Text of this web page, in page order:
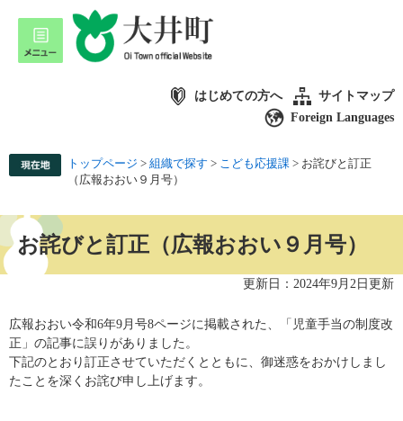
はじめての方へ
サイトマップ
Foreign Languages
トップページ > 組織で探す > こども応援課 > お詫びと訂正
（広報おおい９月号）
お詫びと訂正（広報おおい９月号）
更新日：2024年9月2日更新
広報おおい令和6年9月号8ページに掲載された、「児童手当の制度改
正」の記事に誤りがありました。
下記のとおり訂正させていただくとともに、御迷惑をおかけしまし
たことを深くお詫び申し上げます。